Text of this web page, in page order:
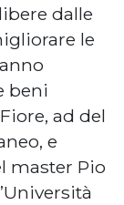
dalle
le
beni
ad del
e
master Pio